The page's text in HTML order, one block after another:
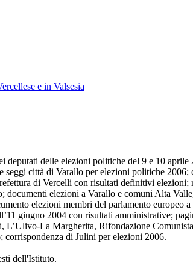
e in Valsesia
delle elezioni politiche del 9 e 10
città di Varallo per elezioni politiche
di Vercelli con risultati definitivi
elezioni a Varallo e comuni Alta
elezioni membri del parlamento europeo
giugno 2004 con risultati amministrative;
La Margherita, Rifondazione
di Julini per elezioni 2006.
dell'Istituto.